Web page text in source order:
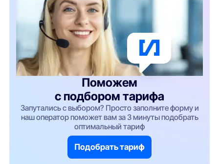
Поможем
с подбором тарифа
Запутались с выбором? Просто заполните форму и
наш оператор поможет вам за 3 минуты подобрать
оптимальный тариф
Подобрать тариф